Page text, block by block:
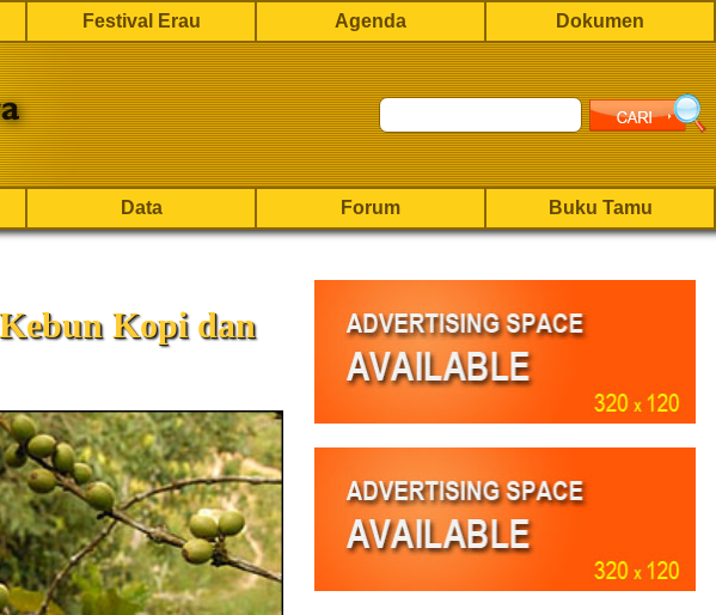
Festival Erau Agenda Dokumen
Data Forum Buku Tamu
Kopi dan